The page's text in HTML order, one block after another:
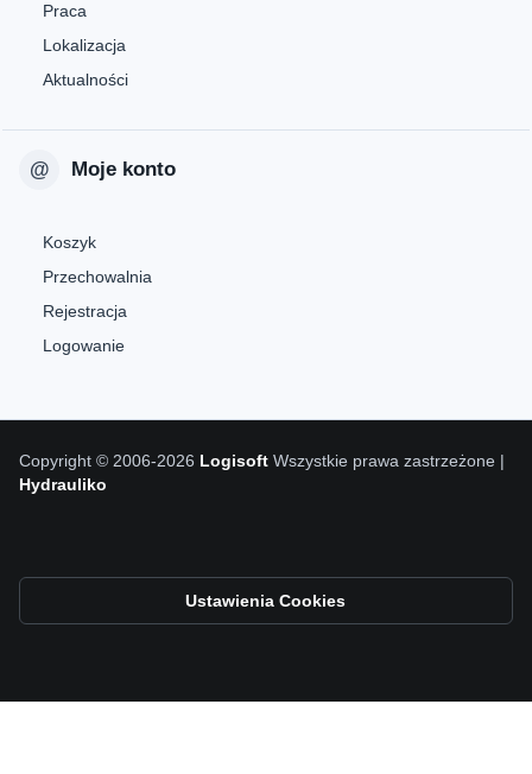
Praca
Lokalizacja
Aktualności
Moje konto
Koszyk
Przechowalnia
Rejestracja
Logowanie
Copyright © 2006-2026 Logisoft Wszystkie prawa zastrzeżone |
Hydrauliko
Ustawienia Cookies